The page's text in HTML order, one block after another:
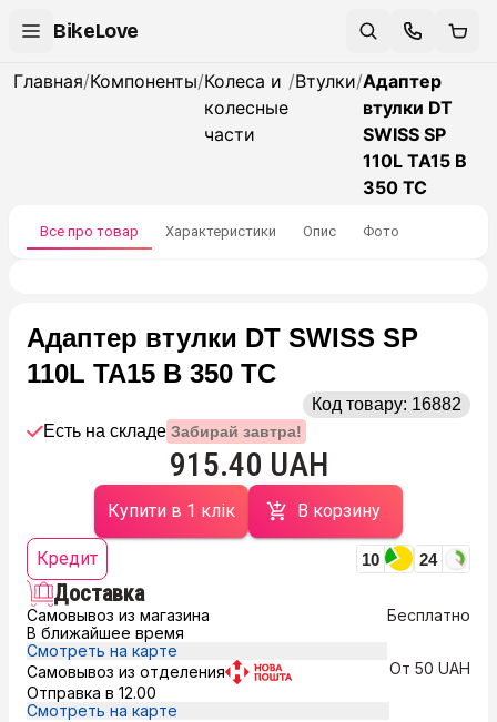
BikeLove
Главная/Компоненты/Колеса и
колесные
части
/Втулки/Адаптер
втулки DT
SWISS SP
110L TA15 B
350 TC
Все про товар Характеристики Опис Фото
Адаптер втулки DT SWISS SP
110L TA15 B 350 TC
Код товару: 16882
Есть на складе Забирай завтра!
915.40 UAH
Купити в 1 клік В корзину
Кредит 10 24
Доставка
Самовывоз из магазина
В ближайшее время
Смотреть на карте
Бесплатно
Самовывоз из отделения
Отправка в 12.00
Смотреть на карте
От 50 UAH